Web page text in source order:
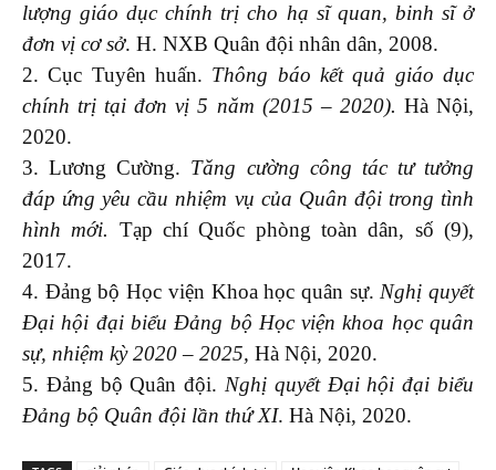
lượng giáo dục chính trị cho hạ sĩ quan, binh sĩ ở
đơn vị cơ sở. H. NXB Quân đội nhân dân, 2008.
2. Cục Tuyên huấn. Thông báo kết quả giáo dục
chính trị tại đơn vị 5 năm (2015 – 2020). Hà Nội,
2020.
3. Lương Cường. Tăng cường công tác tư tưởng
đáp ứng yêu cầu nhiệm vụ của Quân đội trong tình
hình mới. Tạp chí Quốc phòng toàn dân, số (9),
2017.
4. Đảng bộ Học viện Khoa học quân sự.Nghị quyết
Đại hội đại biểu Đảng bộ Học viện khoa học quân
sự, nhiệm kỳ 2020 – 2025, Hà Nội, 2020.
5. Đảng bộ Quân đội. Nghị quyết Đại hội đại biểu
Đảng bộ Quân đội lần thứ XI. Hà Nội, 2020.